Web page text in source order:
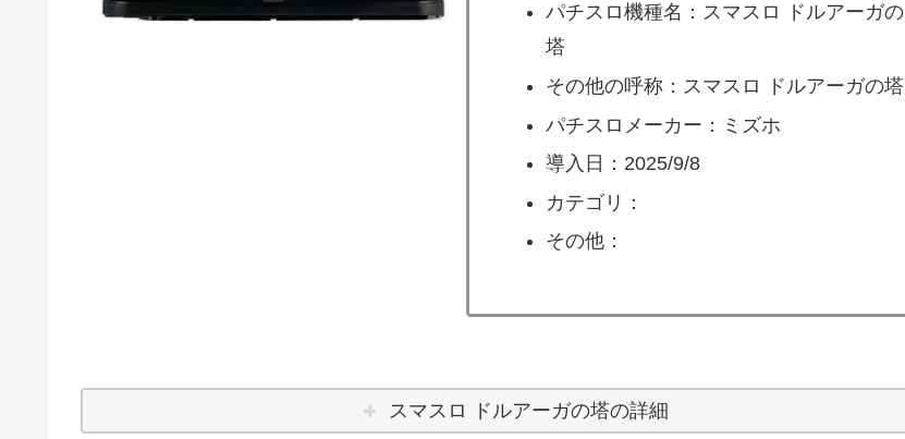
パチスロ機種名：スマスロ ドルアーガの
塔
その他の呼称：スマスロ ドルアーガの塔
パチスロメーカー：ミズホ
導入日：2025/9/8
カテゴリ：
その他：
スマスロ ドルアーガの塔の詳細